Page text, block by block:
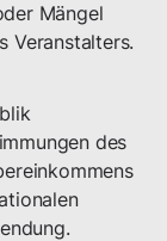
Mängel
Veranstalters.
des